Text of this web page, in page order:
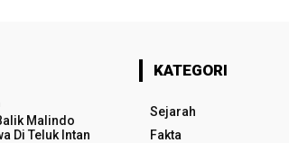
Malindo
Di Teluk Intan
KATEGORI
Sejarah
Fakta